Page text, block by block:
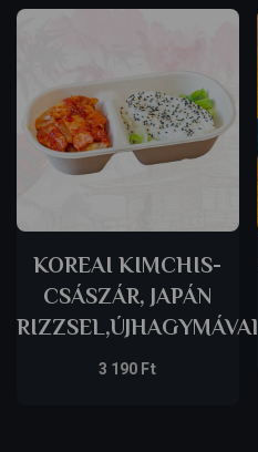
KOREAI KIMCHIS-
CSÁSZÁR, JAPÁN
RIZZSEL,ÚJHAGYMÁVAL
3 190Ft